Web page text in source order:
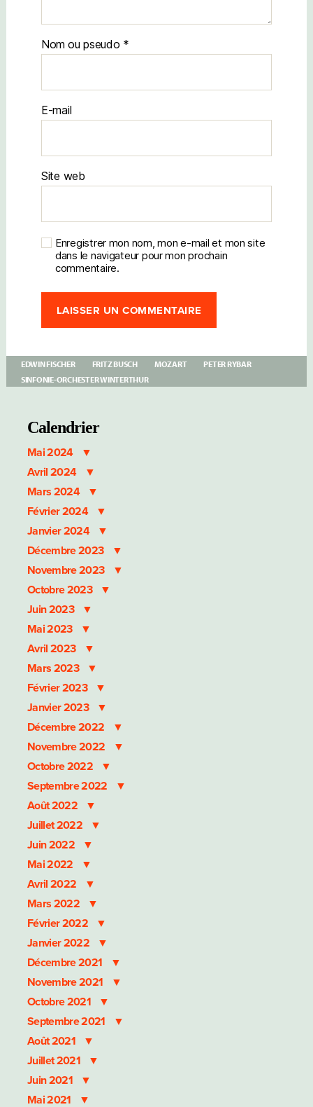
Nom
E-mail
Site web
Enregistrer mon nom, mon e-mail et mon site
dans le navigateur pour mon prochain
commentaire.
EDWIN FISCHER FRITZ BUSCH MOZART
PETER RYBAR
SINFONIE-ORCHESTER WINTERTHUR
Calendrier
Mai 2024
Avril 2024
Mars 2024
Février 2024
Janvier 2024
Décembre 2023
Novembre 2023
Octobre 2023
Juin 2023
Mai 2023
Avril 2023
Mars 2023
Février 2023
Janvier 2023
Décembre 2022
Novembre 2022
Octobre 2022
Septembre 2022
Août 2022
Juillet 2022
Juin 2022
Mai 2022
Avril 2022
Mars 2022
Février 2022
Janvier 2022
Décembre 2021
Novembre 2021
Octobre 2021
Septembre 2021
Août 2021
Juillet 2021
Juin 2021
Mai 2021